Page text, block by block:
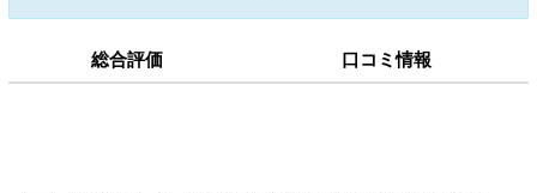
総合評価 口コミ情報